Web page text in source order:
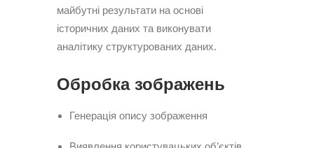
майбутні результати на основі
історичних даних та виконувати
аналітику структурованих даних.
Обробка зображень
Генерація опису зображення